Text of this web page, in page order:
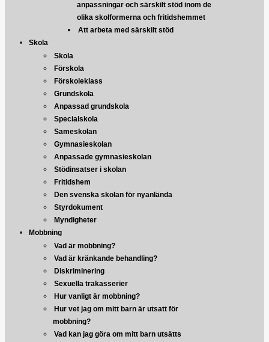
anpassningar och särskilt stöd inom de
olika skolformerna och fritidshemmet
Att arbeta med särskilt stöd
Skola
Skola
Förskola
Förskoleklass
Grundskola
Anpassad grundskola
Specialskola
Sameskolan
Gymnasieskolan
Anpassade gymnasieskolan
Stödinsatser i skolan
Fritidshem
Den svenska skolan för nyanlända
Styrdokument
Myndigheter
Mobbning
Vad är mobbning?
Vad är kränkande behandling?
Diskriminering
Sexuella trakasserier
Hur vanligt är mobbning?
Hur vet jag om mitt barn är utsatt för
mobbning?
Vad kan jag göra om mitt barn utsätts